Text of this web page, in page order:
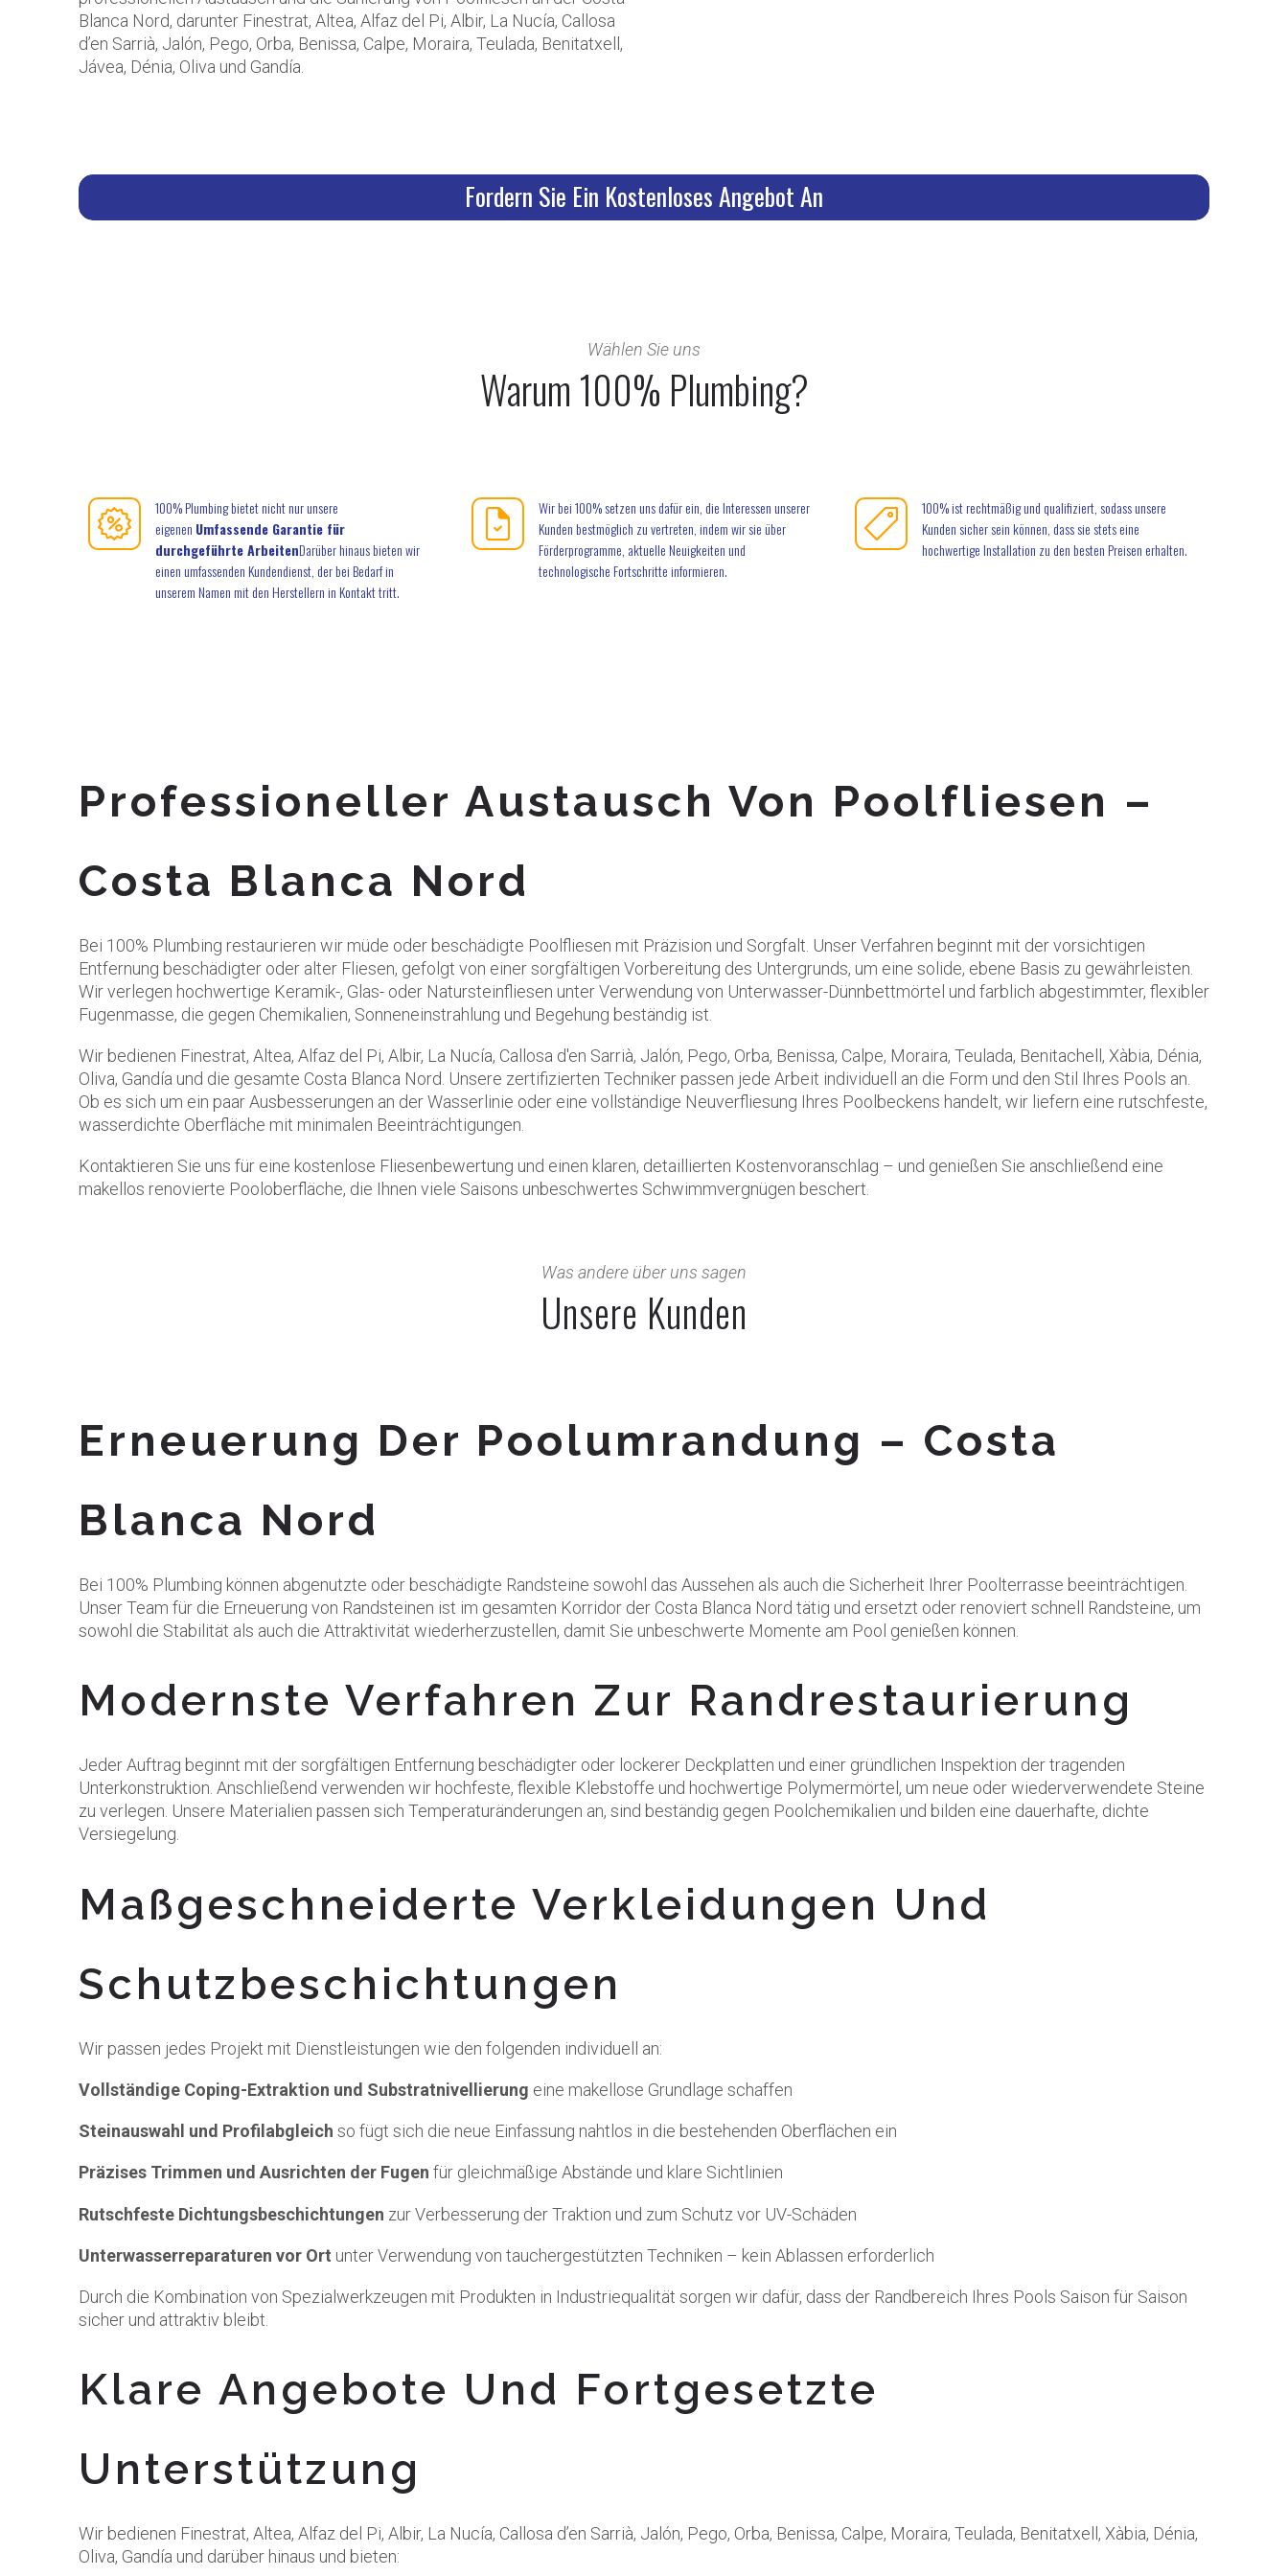
Blanca Nord, darunter Finestrat, Altea, Alfaz del Pi, Albir, La Nucía, Callosa
d’en Sarrià, Jalón, Pego, Orba, Benissa, Calpe, Moraira, Teulada, Benitatxell,
Jávea, Dénia, Oliva und Gandía.
Fordern Sie Ein Kostenloses Angebot An
Wählen Sie uns
Warum 100% Plumbing?
100% Plumbing bietet nicht nur unsere
eigenen Umfassende Garantie für
durchgeführte ArbeitenDarüber hinaus bieten wir
einen umfassenden Kundendienst, der bei Bedarf in
unserem Namen mit den Herstellern in Kontakt tritt.
Wir bei 100% setzen uns dafür ein, die Interessen unserer
Kunden bestmöglich zu vertreten, indem wir sie über
Förderprogramme, aktuelle Neuigkeiten und
technologische Fortschritte informieren.
100% ist rechtmäßig und qualifiziert, sodass unsere
Kunden sicher sein können, dass sie stets eine
hochwertige Installation zu den besten Preisen erhalten.
Professioneller Austausch Von Poolfliesen –
Costa Blanca Nord
Bei 100% Plumbing restaurieren wir müde oder beschädigte Poolfliesen mit Präzision und Sorgfalt. Unser Verfahren beginnt mit der vorsichtigen
Entfernung beschädigter oder alter Fliesen, gefolgt von einer sorgfältigen Vorbereitung des Untergrunds, um eine solide, ebene Basis zu gewährleisten.
Wir verlegen hochwertige Keramik-, Glas- oder Natursteinfliesen unter Verwendung von Unterwasser-Dünnbettmörtel und farblich abgestimmter, flexibler
Fugenmasse, die gegen Chemikalien, Sonneneinstrahlung und Begehung beständig ist.
Wir bedienen Finestrat, Altea, Alfaz del Pi, Albir, La Nucía, Callosa d'en Sarrià, Jalón, Pego, Orba, Benissa, Calpe, Moraira, Teulada, Benitachell, Xàbia, Dénia,
Oliva, Gandía und die gesamte Costa Blanca Nord. Unsere zertifizierten Techniker passen jede Arbeit individuell an die Form und den Stil Ihres Pools an.
Ob es sich um ein paar Ausbesserungen an der Wasserlinie oder eine vollständige Neuverfliesung Ihres Poolbeckens handelt, wir liefern eine rutschfeste,
wasserdichte Oberfläche mit minimalen Beeinträchtigungen.
Kontaktieren Sie uns für eine kostenlose Fliesenbewertung und einen klaren, detaillierten Kostenvoranschlag – und genießen Sie anschließend eine
makellos renovierte Pooloberfläche, die Ihnen viele Saisons unbeschwertes Schwimmvergnügen beschert.
Was andere über uns sagen
Unsere Kunden
Erneuerung Der Poolumrandung – Costa
Blanca Nord
Bei 100% Plumbing können abgenutzte oder beschädigte Randsteine sowohl das Aussehen als auch die Sicherheit Ihrer Poolterrasse beeinträchtigen.
Unser Team für die Erneuerung von Randsteinen ist im gesamten Korridor der Costa Blanca Nord tätig und ersetzt oder renoviert schnell Randsteine, um
sowohl die Stabilität als auch die Attraktivität wiederherzustellen, damit Sie unbeschwerte Momente am Pool genießen können.
Modernste Verfahren Zur Randrestaurierung
Jeder Auftrag beginnt mit der sorgfältigen Entfernung beschädigter oder lockerer Deckplatten und einer gründlichen Inspektion der tragenden
Unterkonstruktion. Anschließend verwenden wir hochfeste, flexible Klebstoffe und hochwertige Polymermörtel, um neue oder wiederverwendete Steine
zu verlegen. Unsere Materialien passen sich Temperaturänderungen an, sind beständig gegen Poolchemikalien und bilden eine dauerhafte, dichte
Versiegelung.
Maßgeschneiderte Verkleidungen Und
Schutzbeschichtungen
Wir passen jedes Projekt mit Dienstleistungen wie den folgenden individuell an:
Vollständige Coping-Extraktion und Substratnivellierung eine makellose Grundlage schaffen
Steinauswahl und Profilabgleich so fügt sich die neue Einfassung nahtlos in die bestehenden Oberflächen ein
Präzises Trimmen und Ausrichten der Fugen für gleichmäßige Abstände und klare Sichtlinien
Rutschfeste Dichtungsbeschichtungen zur Verbesserung der Traktion und zum Schutz vor UV-Schäden
Unterwasserreparaturen vor Ort unter Verwendung von tauchergestützten Techniken – kein Ablassen erforderlich
Durch die Kombination von Spezialwerkzeugen mit Produkten in Industriequalität sorgen wir dafür, dass der Randbereich Ihres Pools Saison für Saison
sicher und attraktiv bleibt.
Klare Angebote Und Fortgesetzte
Unterstützung
Wir bedienen Finestrat, Altea, Alfaz del Pi, Albir, La Nucía, Callosa d’en Sarrià, Jalón, Pego, Orba, Benissa, Calpe, Moraira, Teulada, Benitatxell, Xàbia, Dénia,
Oliva, Gandía und darüber hinaus und bieten: